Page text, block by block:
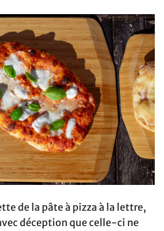
de la pâte à pizza à la lettre,
déception que celle-ci ne